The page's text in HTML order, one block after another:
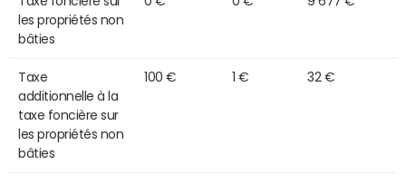
les propriétés non
bâties
Taxe
additionnelle à la
taxe foncière sur
les propriétés non
bâties
100 € 1 € 32 €